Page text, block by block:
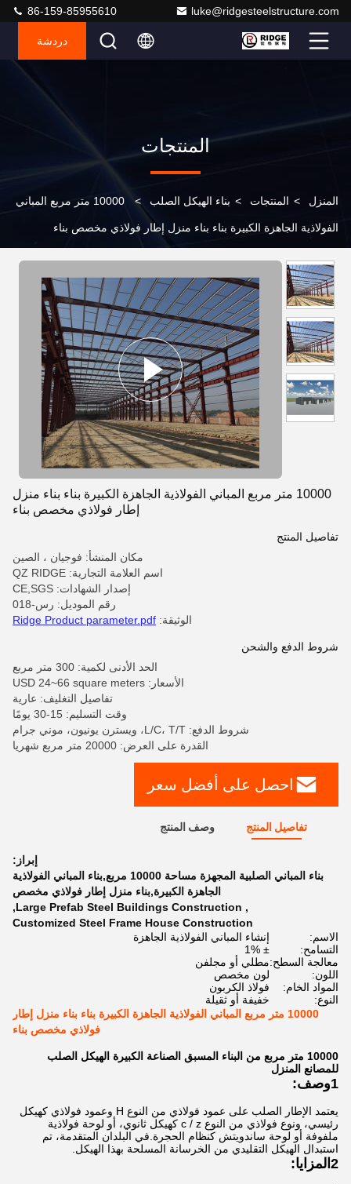
luke@ridgesteelstructure.com
86-159-85955610
دردشة
المنتجات
المنزل > المنتجات > بناء الهيكل الصلب > 10000 متر مربع المباني
الفولاذية الجاهزة الكبيرة بناء بناء منزل إطار فولاذي مخصص بناء
10000 متر مربع المباني الفولاذية الجاهزة الكبيرة بناء بناء منزل
إطار فولاذي مخصص بناء
تفاصيل المنتج
مكان المنشأ: فوجيان ، الصين
اسم العلامة التجارية: QZ RIDGE
إصدار الشهادات: CE,SGS
رقم الموديل: رس-018
الوثيقة: Ridge Product parameter.pdf
شروط الدفع والشحن
الحد الأدنى لكمية: 300 متر مربع
الأسعار: USD 24~66 square meters
تفاصيل التغليف: عارية
وقت التسليم: 15-30 يومًا
شروط الدفع: L/C، T/T، ويسترن يونيون، موني جرام
القدرة على العرض: 20000 متر مربع شهريا
احصل على أفضل سعر
تفاصيل المنتج وصف المنتج
إبراز:
بناء المباني الصلبية المجهزة مساحة 10000 مربع,بناء المباني الفولاذية
الجاهزة الكبيرة,بناء منزل إطار فولاذي مخصص
,
Large Prefab Steel Buildings Construction
,
Customized Steel Frame House Construction
الاسم:
إنشاء المباني الفولاذية الجاهزة
التسامح:
± 1%
معالجة السطح:مطلي أو مجلفن
اللون:
لون مخصص
المواد الخام:
فولاذ الكربون
النوع:
خفيفة أو ثقيلة
10000 متر مربع المباني الفولاذية الجاهزة الكبيرة بناء بناء منزل إطار
فولاذي مخصص بناء
10000 متر مربع من البناء المسبق الصناعة الكبيرة الهيكل الصلب
للمصانع المنزل
1وصف:
يعتمد الإطار الصلب على عمود فولاذي من النوع H وعمود فولاذي كهيكل
رئيسي، ونوع فولاذي من النوع c / z كهيكل ثانوي، أو لوحة فولاذية
ملفوفة أو لوحة ساندويتش كنظام الحجرة.في البلدان المتقدمة، تم
استبدال الهيكل التقليدي من الخرسانة المسلحة بهذا الهيكل.
2المزايا: